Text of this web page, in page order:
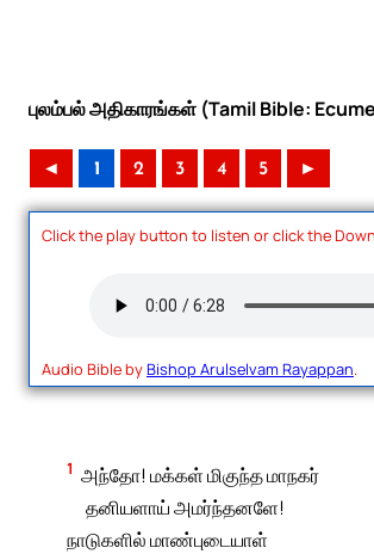
புலம்பல் அதிகாரங்கள் (Tamil Bible:
◄ 1 2 3 4 5 ►
Click the play button to listen or click the
Audio Bible byBishop Arulselvam Rayappan.
1 அந்தோ! மக்கள் மிகுந்த மாநகர்
தனியளாய் அமர்ந்தனளே!
நாடுகளில் மாண்புடையாள்